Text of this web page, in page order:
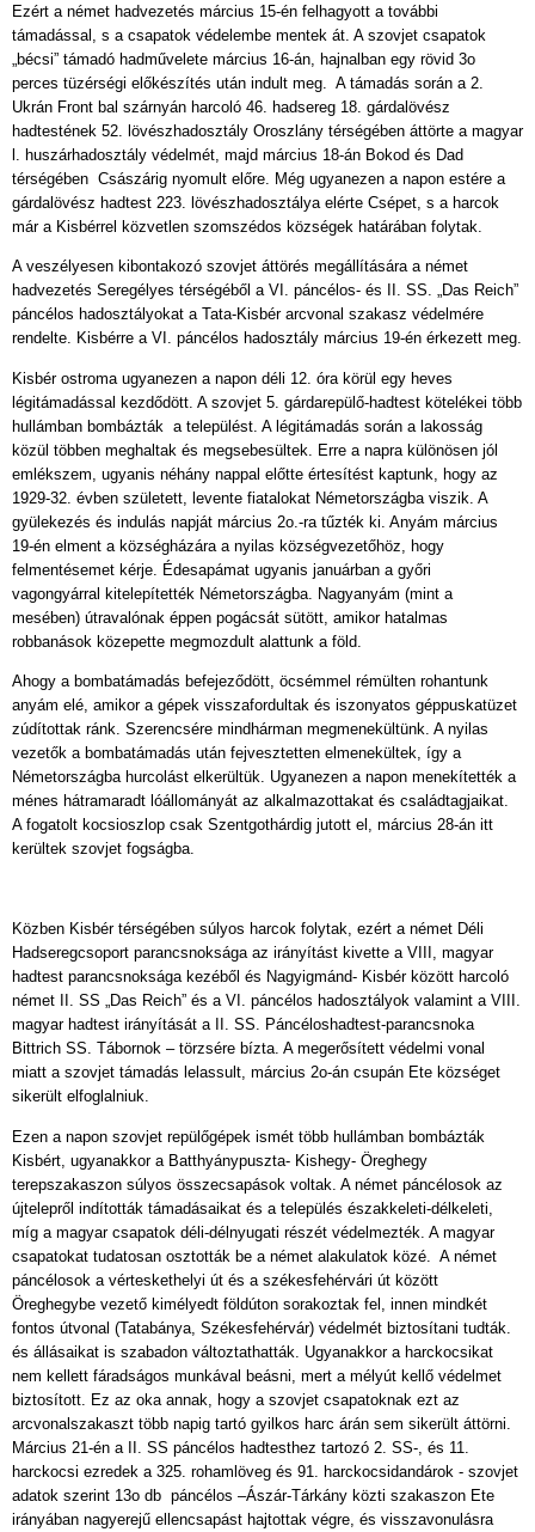
Ezért a német hadvezetés március 15-én felhagyott a további
támadással, s a csapatok védelembe mentek át. A szovjet csapatok
„bécsi” támadó hadművelete március 16-án, hajnalban egy rövid 3o
perces tüzérségi előkészítés után indult meg. A támadás során a 2.
Ukrán Front bal szárnyán harcoló 46. hadsereg 18. gárdalövész
hadtestének 52. lövészhadosztály Oroszlány térségében áttörte a magyar
l. huszárhadosztály védelmét, majd március 18-án Bokod és Dad
térségében Császárig nyomult előre. Még ugyanezen a napon estére a
gárdalövész hadtest 223. lövészhadosztálya elérte Csépet, s a harcok
már a Kisbérrel közvetlen szomszédos községek határában folytak.
A veszélyesen kibontakozó szovjet áttörés megállítására a német
hadvezetés Seregélyes térségéből a VI. páncélos- és II. SS. „Das Reich”
páncélos hadosztályokat a Tata-Kisbér arcvonal szakasz védelmére
rendelte. Kisbérre a VI. páncélos hadosztály március 19-én érkezett meg.
Kisbér ostroma ugyanezen a napon déli 12. óra körül egy heves
légitámadással kezdődött. A szovjet 5. gárdarepülő-hadtest kötelékei több
hullámban bombázták a települést. A légitámadás során a lakosság
közül többen meghaltak és megsebesültek. Erre a napra különösen jól
emlékszem, ugyanis néhány nappal előtte értesítést kaptunk, hogy az
1929-32. évben született, levente fiatalokat Németországba viszik. A
gyülekezés és indulás napját március 2o.-ra tűzték ki. Anyám március
19-én elment a községházára a nyilas községvezetőhöz, hogy
felmentésemet kérje. Édesapámat ugyanis januárban a győri
vagongyárral kitelepítették Németországba. Nagyanyám (mint a
mesében) útravalónak éppen pogácsát sütött, amikor hatalmas
robbanások közepette megmozdult alattunk a föld.
Ahogy a bombatámadás befejeződött, öcsémmel rémülten rohantunk
anyám elé, amikor a gépek visszafordultak és iszonyatos géppuskatüzet
zúdítottak ránk. Szerencsére mindhárman megmenekültünk. A nyilas
vezetők a bombatámadás után fejvesztetten elmenekültek, így a
Németországba hurcolást elkerültük. Ugyanezen a napon menekítették a
ménes hátramaradt lóállományát az alkalmazottakat és családtagjaikat.
A fogatolt kocsioszlop csak Szentgothárdig jutott el, március 28-án itt
kerültek szovjet fogságba.
Közben Kisbér térségében súlyos harcok folytak, ezért a német Déli
Hadseregcsoport parancsnoksága az irányítást kivette a VIII, magyar
hadtest parancsnoksága kezéből és Nagyigmánd- Kisbér között harcoló
német II. SS „Das Reich” és a VI. páncélos hadosztályok valamint a VIII.
magyar hadtest irányítását a II. SS. Páncéloshadtest-parancsnoka
Bittrich SS. Tábornok – törzsére bízta. A megerősített védelmi vonal
miatt a szovjet támadás lelassult, március 2o-án csupán Ete községet
sikerült elfoglalniuk.
Ezen a napon szovjet repülőgépek ismét több hullámban bombázták
Kisbért, ugyanakkor a Batthyánypuszta- Kishegy- Öreghegy
terepszakaszon súlyos összecsapások voltak. A német páncélosok az
újtelepről indították támadásaikat és a település északkeleti-délkeleti,
míg a magyar csapatok déli-délnyugati részét védelmezték. A magyar
csapatokat tudatosan osztották be a német alakulatok közé. A német
páncélosok a vérteskethelyi út és a székesfehérvári út között
Öreghegybe vezető kimélyedt földúton sorakoztak fel, innen mindkét
fontos útvonal (Tatabánya, Székesfehérvár) védelmét biztosítani tudták.
és állásaikat is szabadon változtathatták. Ugyanakkor a harckocsikat
nem kellett fáradságos munkával beásni, mert a mélyút kellő védelmet
biztosított. Ez az oka annak, hogy a szovjet csapatoknak ezt az
arcvonalszakaszt több napig tartó gyilkos harc árán sem sikerült áttörni.
Március 21-én a II. SS páncélos hadtesthez tartozó 2. SS-, és 11.
harckocsi ezredek a 325. rohamlöveg és 91. harckocsidandárok - szovjet
adatok szerint 13o db páncélos –Ászár-Tárkány közti szakaszon Ete
irányában nagyerejű ellencsapást hajtottak végre, és visszavonulásra